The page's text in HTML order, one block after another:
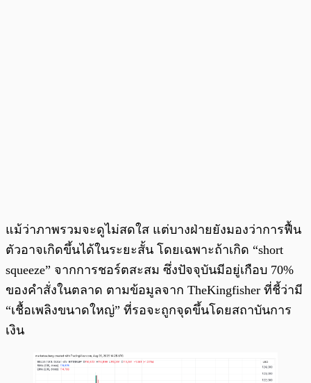
แม้ว่าภาพรวมจะดูไม่สดใส แต่บางฝ่ายยังมองว่าการฟื้น
ตัวอาจเกิดขึ้นได้ในระยะสั้น โดยเฉพาะถ้าเกิด “short
squeeze” จากการชอร์ตสะสม ซึ่งปัจจุบันมีอยู่เกือบ 70%
ของคำสั่งในตลาด ตามข้อมูลจาก TheKingfisher ที่ชี้ว่ามี
“เชื้อเพลิงขนาดใหญ่” ที่รอจะถูกจุดขึ้นโดยสถาบันการ
เงิน